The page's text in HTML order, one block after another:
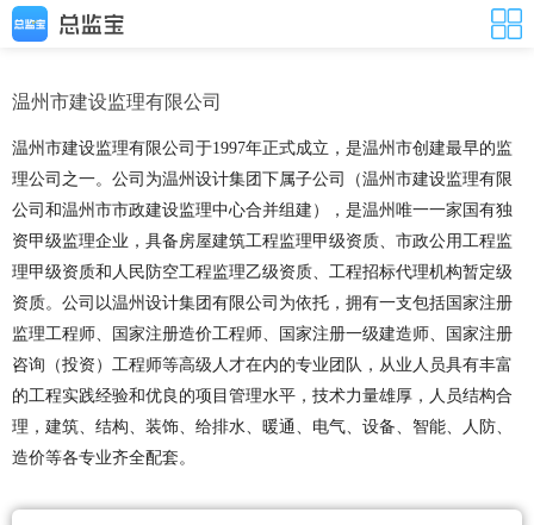
温州市建设监理有限公司
温州市建设监理有限公司于1997年正式成立，是温州市创建最早的监
理公司之一。公司为温州设计集团下属子公司（温州市建设监理有限
公司和温州市市政建设监理中心合并组建），是温州唯一一家国有独
资甲级监理企业，具备房屋建筑工程监理甲级资质、市政公用工程监
理甲级资质和人民防空工程监理乙级资质、工程招标代理机构暂定级
资质。公司以温州设计集团有限公司为依托，拥有一支包括国家注册
监理工程师、国家注册造价工程师、国家注册一级建造师、国家注册
咨询（投资）工程师等高级人才在内的专业团队，从业人员具有丰富
的工程实践经验和优良的项目管理水平，技术力量雄厚，人员结构合
理，建筑、结构、装饰、给排水、暖通、电气、设备、智能、人防、
造价等各专业齐全配套。